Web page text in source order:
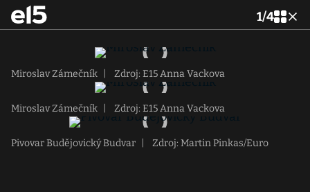
1/4
Miroslav Zámečník Zdroj: E15 Anna Vackova
Miroslav Zámečník Zdroj: E15 Anna Vackova
Pivovar Budějovický Budvar Zdroj: Martin Pinkas/Euro